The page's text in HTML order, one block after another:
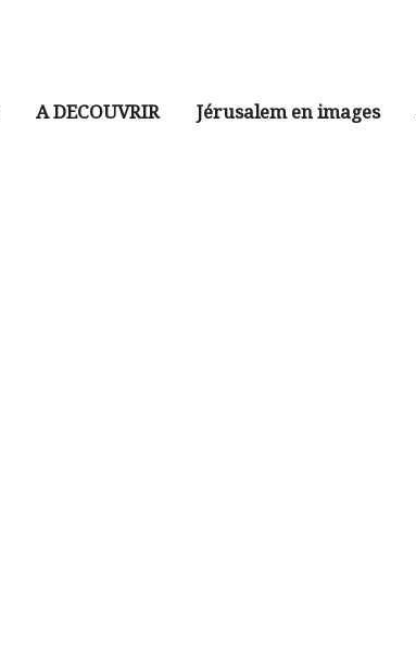
A DECOUVRIR Jérusalem en images